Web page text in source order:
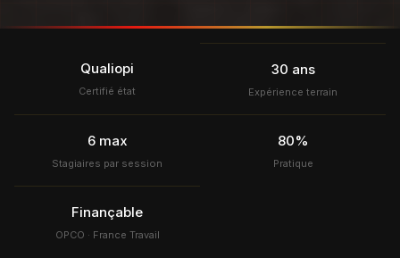
Qualiopi
Certifié état
30 ans
Expérience terrain
6 max
Stagiaires par session
80%
Pratique
Finançable
OPCO · France Travail